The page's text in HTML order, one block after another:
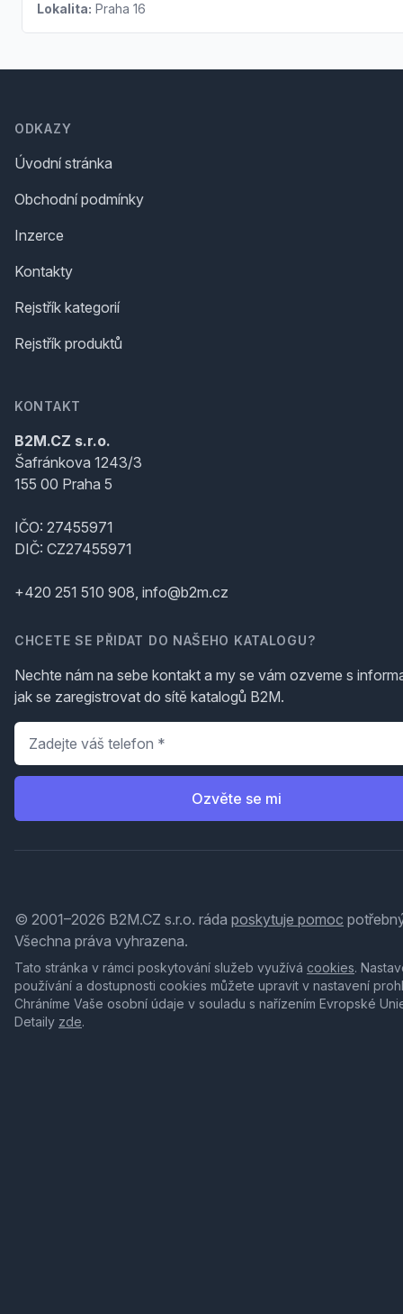
Lokalita: Praha 16
ODKAZY
Úvodní stránka
Obchodní podmínky
Inzerce
Kontakty
Rejstřík kategorií
Rejstřík produktů
KONTAKT
B2M.CZ s.r.o.
Šafránkova 1243/3
155 00 Praha 5
IČO: 27455971
DIČ: CZ27455971
+420 251 510 908, info@b2m.cz
CHCETE SE PŘIDAT DO NAŠEHO KATALOGU?
Nechte nám na sebe kontakt a my se vám ozveme s
jak se zaregistrovat do sítě katalogů B2M.
Telefon
Ozvěte se mi
© 2001–2026 B2M.CZ s.r.o. ráda poskytuje pomoc
Všechna práva vyhrazena.
Tato stránka v rámci poskytování služeb využívá cookies.
používání a dostupnosti cookies můžete upravit v nastavení
Chráníme Vaše osobní údaje v souladu s nařízením Evropské
Detaily zde.